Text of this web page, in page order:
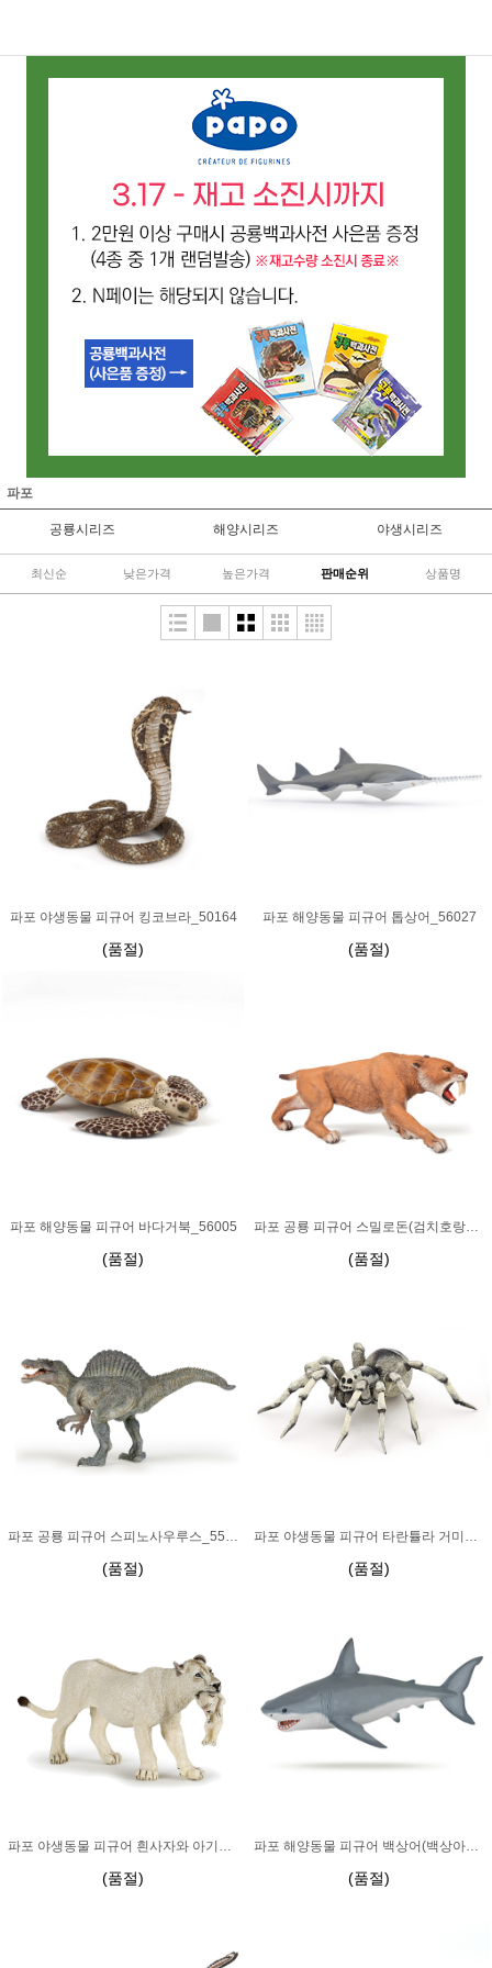
파포
공룡시리즈 해양시리즈 야생시리즈
최신순 낮은가격 높은가격 판매순위 상품명
파포 야생동물 피규어 킹코브라_50164
(품절)
파포 해양동물 피규어 톱상어_56027
(품절)
파포 해양동물 피규어 바다거북_56005
(품절)
파포 공룡 피규어 스밀로돈(검치호랑이)_55022
(품절)
파포 공룡 피규어 스피노사우루스_55011
(품절)
파포 야생동물 피규어 타란튤라 거미_50190
(품절)
파포 야생동물 피규어 흰사자와 아기사자_50203
(품절)
파포 해양동물 피규어 백상어(백상아리)_56002
(품절)